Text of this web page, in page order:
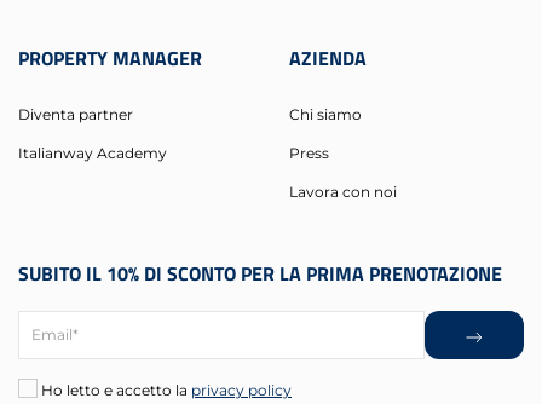
PROPERTY MANAGER
Diventa partner
Italianway Academy
AZIENDA
Chi siamo
Press
Lavora con noi
SUBITO IL 10% DI SCONTO PER LA PRIMA PRENOTAZIONE
Ho letto e accetto la privacy policy